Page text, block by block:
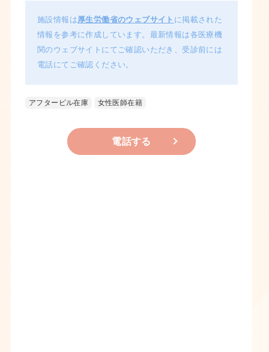
施設情報は厚生労働省のウェブサイト に掲載された
情報を参考に作成しています。最新情報は各医療機
関のウェブサイトにてご確認いただき、受診前には
電話にてご確認ください。
アフターピル在庫 女性医師在籍
電話する